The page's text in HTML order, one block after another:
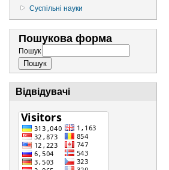
Суспільні науки
Пошукова форма
Пошук
Відвідувачі